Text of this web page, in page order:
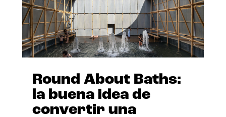
Round About Baths:
la buena idea de
convertir una